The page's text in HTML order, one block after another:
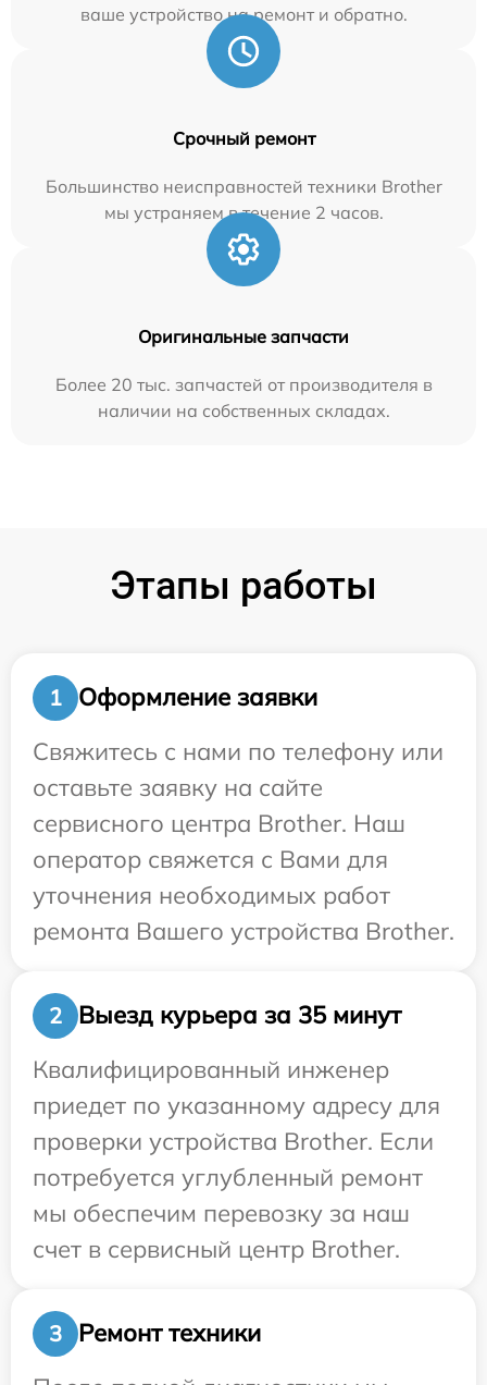
ваше устройство на ремонт и обратно.
Срочный ремонт
Большинство неисправностей техники Brother
мы устраняем в течение 2 часов.
Оригинальные запчасти
Более 20 тыс. запчастей от производителя в
наличии на собственных складах.
Этапы работы
1
Оформление заявки
Свяжитесь с нами по телефону или
оставьте заявку на сайте
сервисного центра Brother. Наш
оператор свяжется с Вами для
уточнения необходимых работ
ремонта Вашего устройства Brother.
2
Выезд курьера за 35 минут
Квалифицированный инженер
приедет по указанному адресу для
проверки устройства Brother. Если
потребуется углубленный ремонт
мы обеспечим перевозку за наш
счет в сервисный центр Brother.
3
Ремонт техники